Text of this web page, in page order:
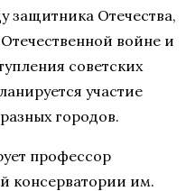
защитника Отечества,
войне и
советских
участие
городов.
профессор
консерватории им.